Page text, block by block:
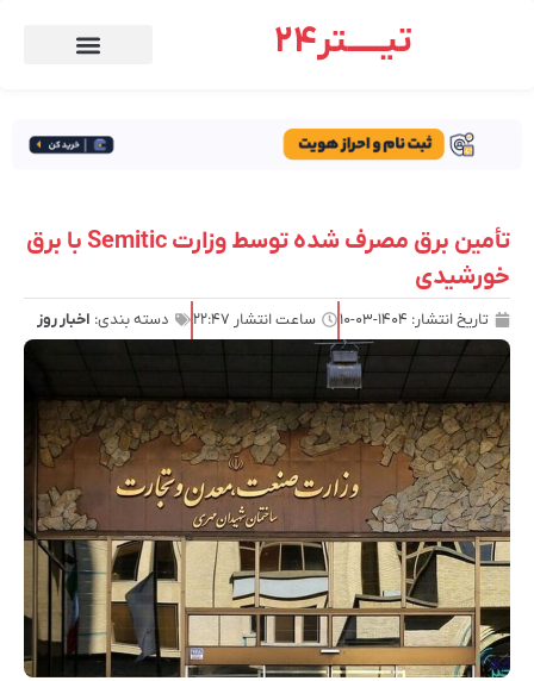
تیـــــتر24
تأمین برق مصرف شده توسط وزارت Semitic با برق
خورشیدی
تاریخ انتشار: ۱۴۰۴-۰۳-۱۰ ساعت انتشار ۲۲:۴۷ دسته بندی: اخبار روز